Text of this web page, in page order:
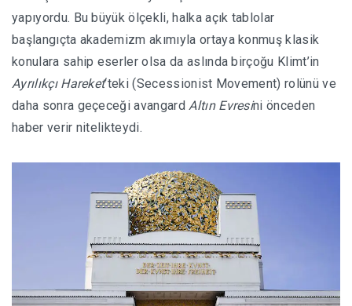
yapıyordu. Bu büyük ölçekli, halka açık tablolar
başlangıçta akademizm akımıyla ortaya konmuş klasik
konulara sahip eserler olsa da aslında birçoğu Klimt’in
Ayrılıkçı Hareket‘teki (Secessionist Movement) rolünü ve
daha sonra geçeceği avangard Altın Evresini önceden
haber verir nitelikteydi.